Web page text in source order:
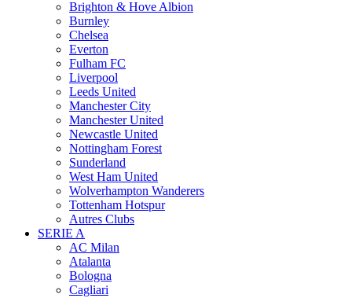
Brighton & Hove Albion
Burnley
Chelsea
Everton
Fulham FC
Liverpool
Leeds United
Manchester City
Manchester United
Newcastle United
Nottingham Forest
Sunderland
West Ham United
Wolverhampton Wanderers
Tottenham Hotspur
Autres Clubs
SERIE A
AC Milan
Atalanta
Bologna
Cagliari